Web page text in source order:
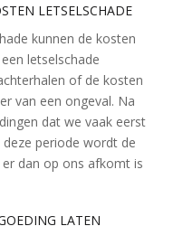
LETSELSCHADE
kunnen de kosten
letselschade
of de kosten
van een ongeval. Na
dat we vaak eerst
deze periode wordt de
dan op ons afkomt is
LATEN